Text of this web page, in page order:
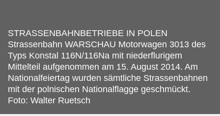
STRASSENBAHNBETRIEBE IN POLEN
Strassenbahn WARSCHAU Motorwagen 3013 des
Typs Konstal 116N/116Na mit niederflurigem
Mittelteil aufgenommen am 15. August 2014. Am
Nationalfeiertag wurden sämtliche Strassenbahnen
mit der polnischen Nationalflagge geschmückt.
Foto: Walter Ruetsch